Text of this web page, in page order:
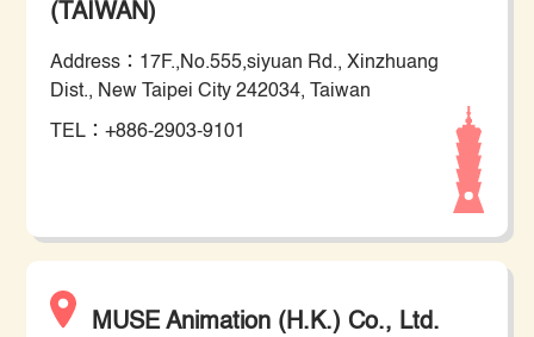
(TAIWAN)
Address：17F.,No.555,siyuan Rd., Xinzhuang
Dist., New Taipei City 242034, Taiwan
TEL：+886-2903-9101
MUSE Animation (H.K.) Co., Ltd.